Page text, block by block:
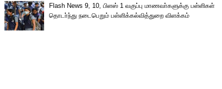
Flash News 9, 10, பிளஸ் 1 வகுப்பு மாணவா்களுக்கு பள்ளிகள்
தொடா்ந்து நடைபெறும் பள்ளிக்கல்வித்துறை விளக்கம்